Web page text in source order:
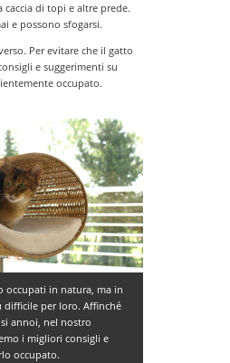
caccia di topi e altre prede.
e possono sfogarsi.
Per evitare che il gatto
e suggerimenti su
occupato.
occupati in natura, ma in
difficile per loro. Affinché
annoi, nel nostro
i migliori consigli e
occupato.